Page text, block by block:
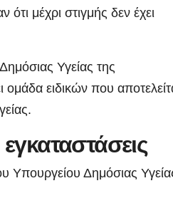
μέχρι στιγμής δεν έχει
Υγείας της
ειδικών που
Υπουργείου Δημόσιας